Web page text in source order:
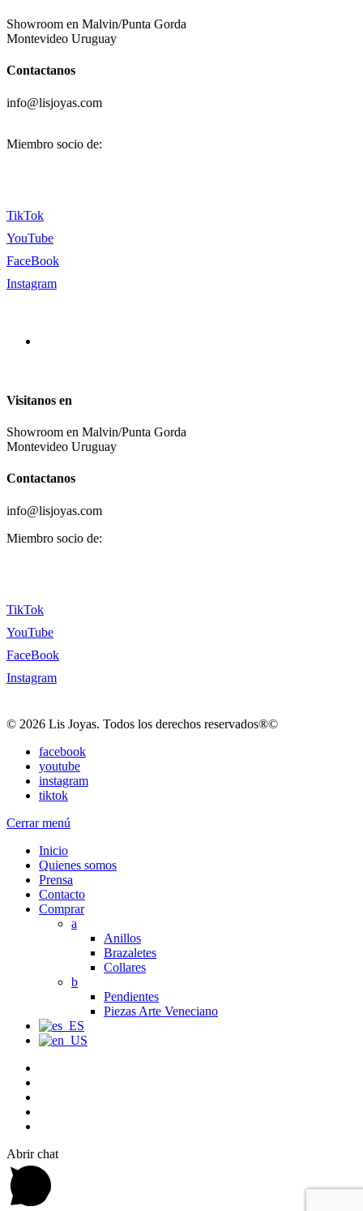
Showroom en Malvin/Punta Gorda
Montevideo Uruguay
Contactanos
info@lisjoyas.com
Miembro socio de:
TikTok
YouTube
FaceBook
Instagram
Visitanos en
Showroom en Malvin/Punta Gorda
Montevideo Uruguay
Contactanos
info@lisjoyas.com
Miembro socio de:
TikTok
YouTube
FaceBook
Instagram
© 2026 Lis Joyas. Todos los derechos reservados®©
facebook
youtube
instagram
tiktok
Cerrar menú
Inicio
Quienes somos
Prensa
Contacto
Comprar
a
Anillos
Brazaletes
Collares
b
Pendientes
Piezas Arte Veneciano
Abrir chat